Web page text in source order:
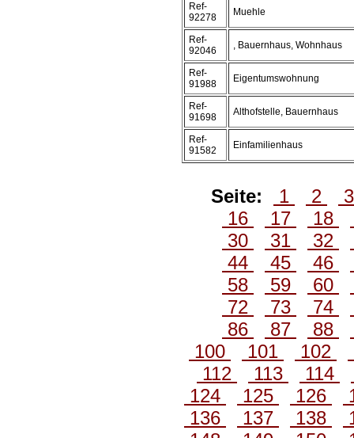
Ref-
92278
Muehle
Ref-
92046
, Bauernhaus, Wohnhaus
Ref-
91988
Eigentumswohnung
Ref-
91698
Althofstelle, Bauernhaus
Ref-
91582
Einfamilienhaus
Seite: 1 2
16
17 18
30
31 32
44
45 46
58
59 60
72
73 74
86
87 88
100
101 102
112
113 114
124
125 126
136
137 138